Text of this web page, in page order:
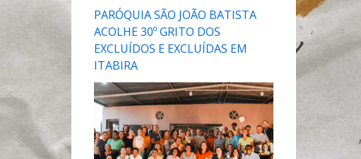
PARÓQUIA SÃO JOÃO BATISTA
ACOLHE 30º GRITO DOS
EXCLUÍDOS E EXCLUÍDAS EM
ITABIRA